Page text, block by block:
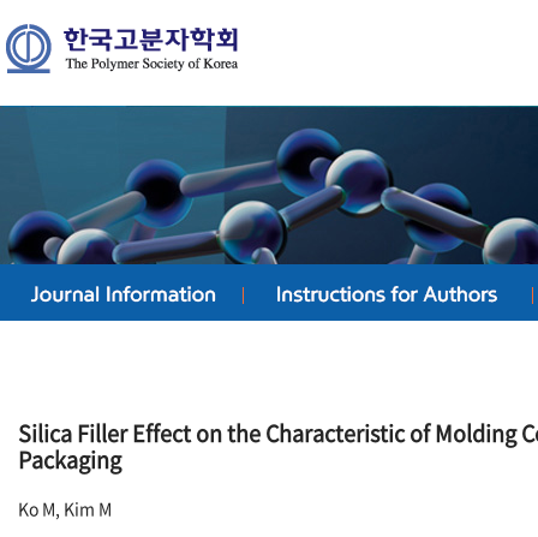
Silica Filler Effect on the Characteristic of Molding
Packaging
Ko M, Kim M